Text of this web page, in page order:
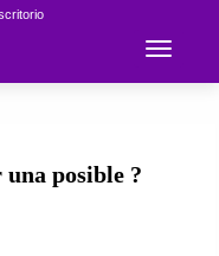
Toggle
posible ?